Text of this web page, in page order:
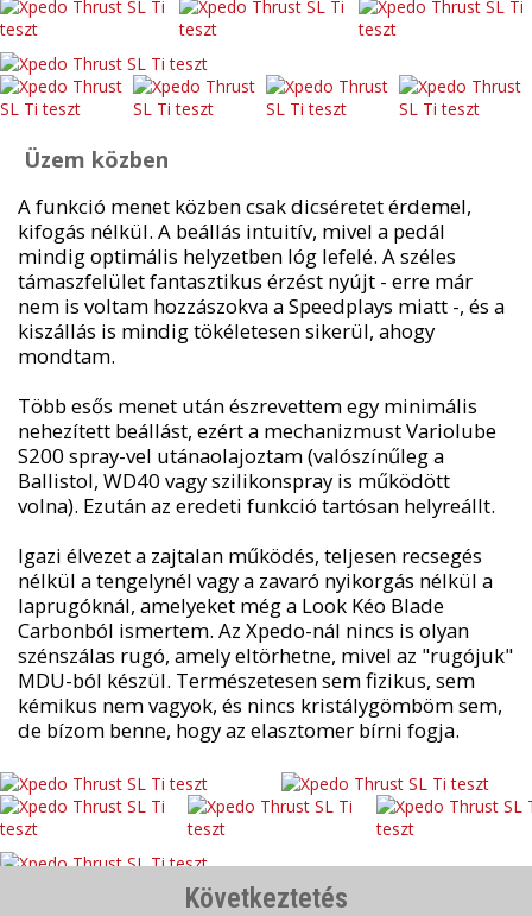
Üzem közben
A funkció menet közben csak dicséretet érdemel,
kifogás nélkül. A beállás intuitív, mivel a pedál
mindig optimális helyzetben lóg lefelé. A széles
támaszfelület fantasztikus érzést nyújt - erre már
nem is voltam hozzászokva a Speedplays miatt -, és a
kiszállás is mindig tökéletesen sikerül, ahogy
mondtam.
Több esős menet után észrevettem egy minimális
nehezített beállást, ezért a mechanizmust Variolube
S200 spray-vel utánaolajoztam (valószínűleg a
Ballistol, WD40 vagy szilikonspray is működött
volna). Ezután az eredeti funkció tartósan helyreállt.
Igazi élvezet a zajtalan működés, teljesen recsegés
nélkül a tengelynél vagy a zavaró nyikorgás nélkül a
laprugóknál, amelyeket még a Look Kéo Blade
Carbonból ismertem. Az Xpedo-nál nincs is olyan
szénszálas rugó, amely eltörhetne, mivel az "rugójuk"
MDU-ból készül. Természetesen sem fizikus, sem
kémikus nem vagyok, és nincs kristálygömböm sem,
de bízom benne, hogy az elasztomer bírni fogja.
Következtetés